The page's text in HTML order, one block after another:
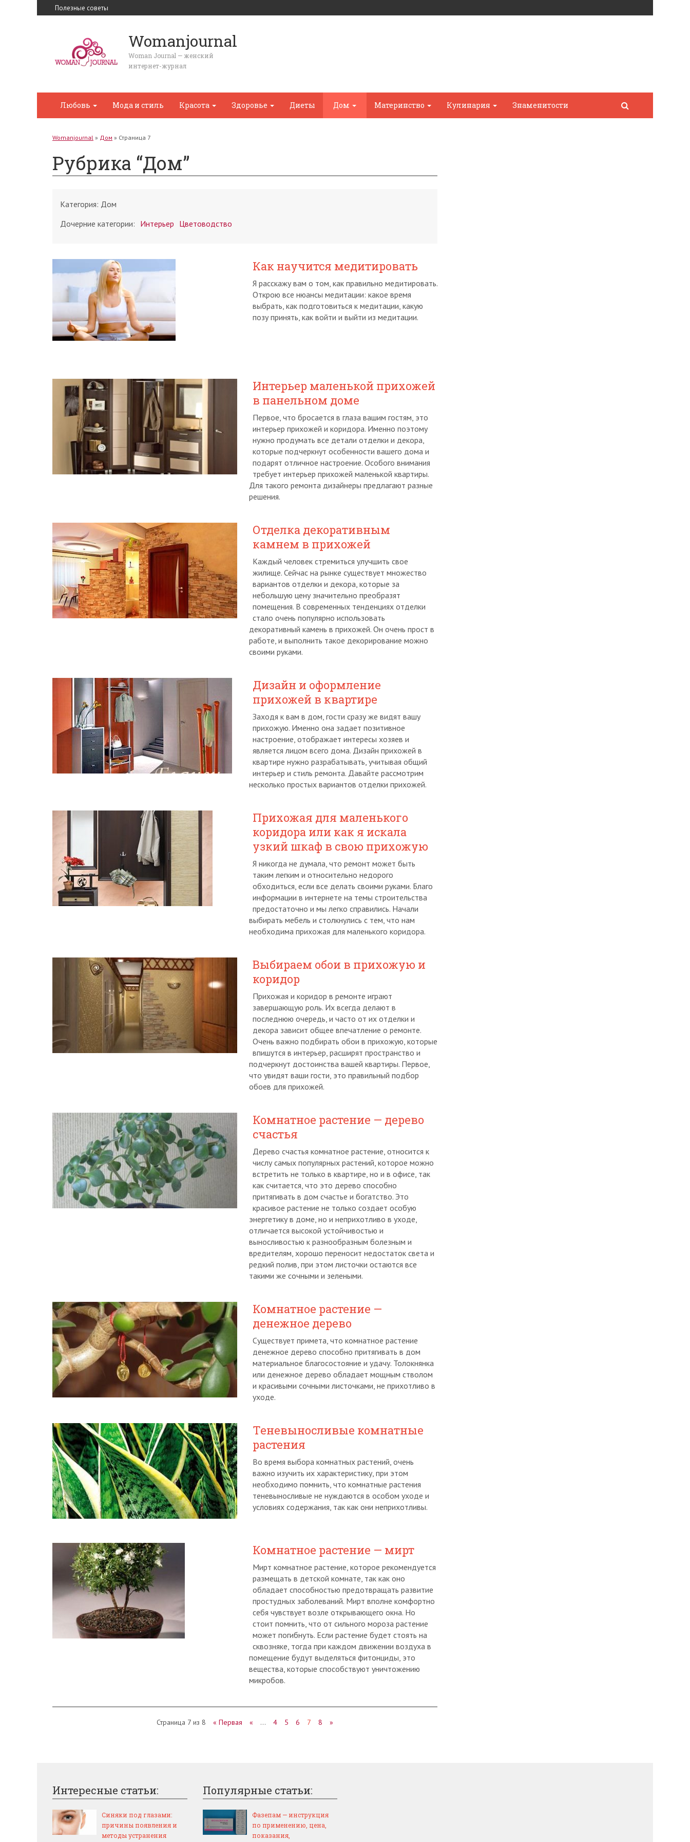
Полезные советы
Womanjournal
Woman Journal — женский
интернет-журнал
Любовь Мода и стиль Красота Здоровье Диеты Дом Материнство Кулинария Знаменитости
Womanjournal » Дом » Страница 7
Рубрика “Дом”
Категория: Дом
Дочерние категории: Интерьер Цветоводство
Как научится медитировать
Я расскажу вам о том, как правильно медитировать.
Открою все нюансы медитации: какое время
выбрать, как подготовиться к медитации, какую
позу принять, как войти и выйти из медитации.
Интерьер маленькой прихожей
в панельном доме
Первое, что бросается в глаза вашим гостям, это
интерьер прихожей и коридора. Именно поэтому
нужно продумать все детали отделки и декора,
которые подчеркнут особенности вашего дома и
подарят отличное настроение. Особого внимания
требует интерьер прихожей маленькой квартиры.
Для такого ремонта дизайнеры предлагают разные
решения.
Отделка декоративным
камнем в прихожей
Каждый человек стремиться улучшить свое
жилище. Сейчас на рынке существует множество
вариантов отделки и декора, которые за
небольшую цену значительно преобразят
помещения. В современных тенденциях отделки
стало очень популярно использовать
декоративный камень в прихожей. Он очень прост в
работе, и выполнить такое декорирование можно
своими руками.
Дизайн и оформление
прихожей в квартире
Заходя к вам в дом, гости сразу же видят вашу
прихожую. Именно она задает позитивное
настроение, отображает интересы хозяев и
является лицом всего дома. Дизайн прихожей в
квартире нужно разрабатывать, учитывая общий
интерьер и стиль ремонта. Давайте рассмотрим
несколько простых вариантов отделки прихожей.
Прихожая для маленького
коридора или как я искала
узкий шкаф в свою прихожую
Я никогда не думала, что ремонт может быть
таким легким и относительно недорого
обходиться, если все делать своими руками. Благо
информации в интернете на темы строительства
предостаточно и мы легко справились. Начали
выбирать мебель и столкнулись с тем, что нам
необходима прихожая для маленького коридора.
Выбираем обои в прихожую и
коридор
Прихожая и коридор в ремонте играют
завершающую роль. Их всегда делают в
последнюю очередь, и часто от их отделки и
декора зависит общее впечатление о ремонте.
Очень важно подбирать обои в прихожую, которые
впишутся в интерьер, расширят пространство и
подчеркнут достоинства вашей квартиры. Первое,
что увидят ваши гости, это правильный подбор
обоев для прихожей.
Комнатное растение — дерево
счастья
Дерево счастья комнатное растение, относится к
числу самых популярных растений, которое можно
встретить не только в квартире, но и в офисе, так
как считается, что это дерево способно
притягивать в дом счастье и богатство. Это
красивое растение не только создает особую
энергетику в доме, но и неприхотливо в уходе,
отличается высокой устойчивостью и
выносливостью к разнообразным болезным и
вредителям, хорошо переносит недостаток света и
редкий полив, при этом листочки остаются все
такими же сочными и зелеными.
Комнатное растение —
денежное дерево
Существует примета, что комнатное растение
денежное дерево способно притягивать в дом
материальное благосостояние и удачу. Толокнянка
или денежное дерево обладает мощным стволом
и красивыми сочными листочками, не прихотливо в
уходе.
Теневыносливые комнатные
растения
Во время выбора комнатных растений, очень
важно изучить их характеристику, при этом
необходимо помнить, что комнатные растения
теневыносливые не нуждаются в особом уходе и
условиях содержания, так как они неприхотливы.
Комнатное растение — мирт
Мирт комнатное растение, которое рекомендуется
размещать в детской комнате, так как оно
обладает способностью предотвращать развитие
простудных заболеваний. Мирт вполне комфортно
себя чувствует возле открывающего окна. Но
стоит помнить, что от сильного мороза растение
может погибнуть. Если растение будет стоять на
сквозняке, тогда при каждом движении воздуха в
помещение будут выделяться фитонциды, это
вещества, которые способствуют уничтожению
микробов.
Страница 7 из 8 « Первая « … 4 5 6 7 8 »
Интересные статьи:
Синяки под глазами:
причины появления и
методы устранения
Популярные статьи:
Фазепам — инструкция
по применению, цена,
показания,